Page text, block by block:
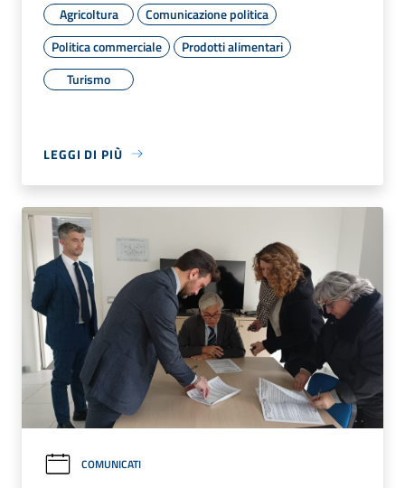
Agricoltura
Comunicazione politica
Politica commerciale
Prodotti alimentari
Turismo
LEGGI DI PIÙ
COMUNICATI